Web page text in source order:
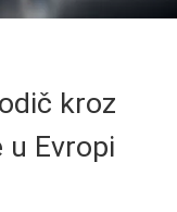
kroz
u Evropi